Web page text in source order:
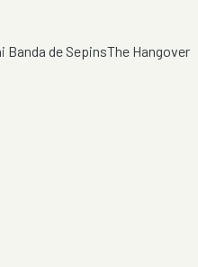
Banda de SepinsThe Hangover